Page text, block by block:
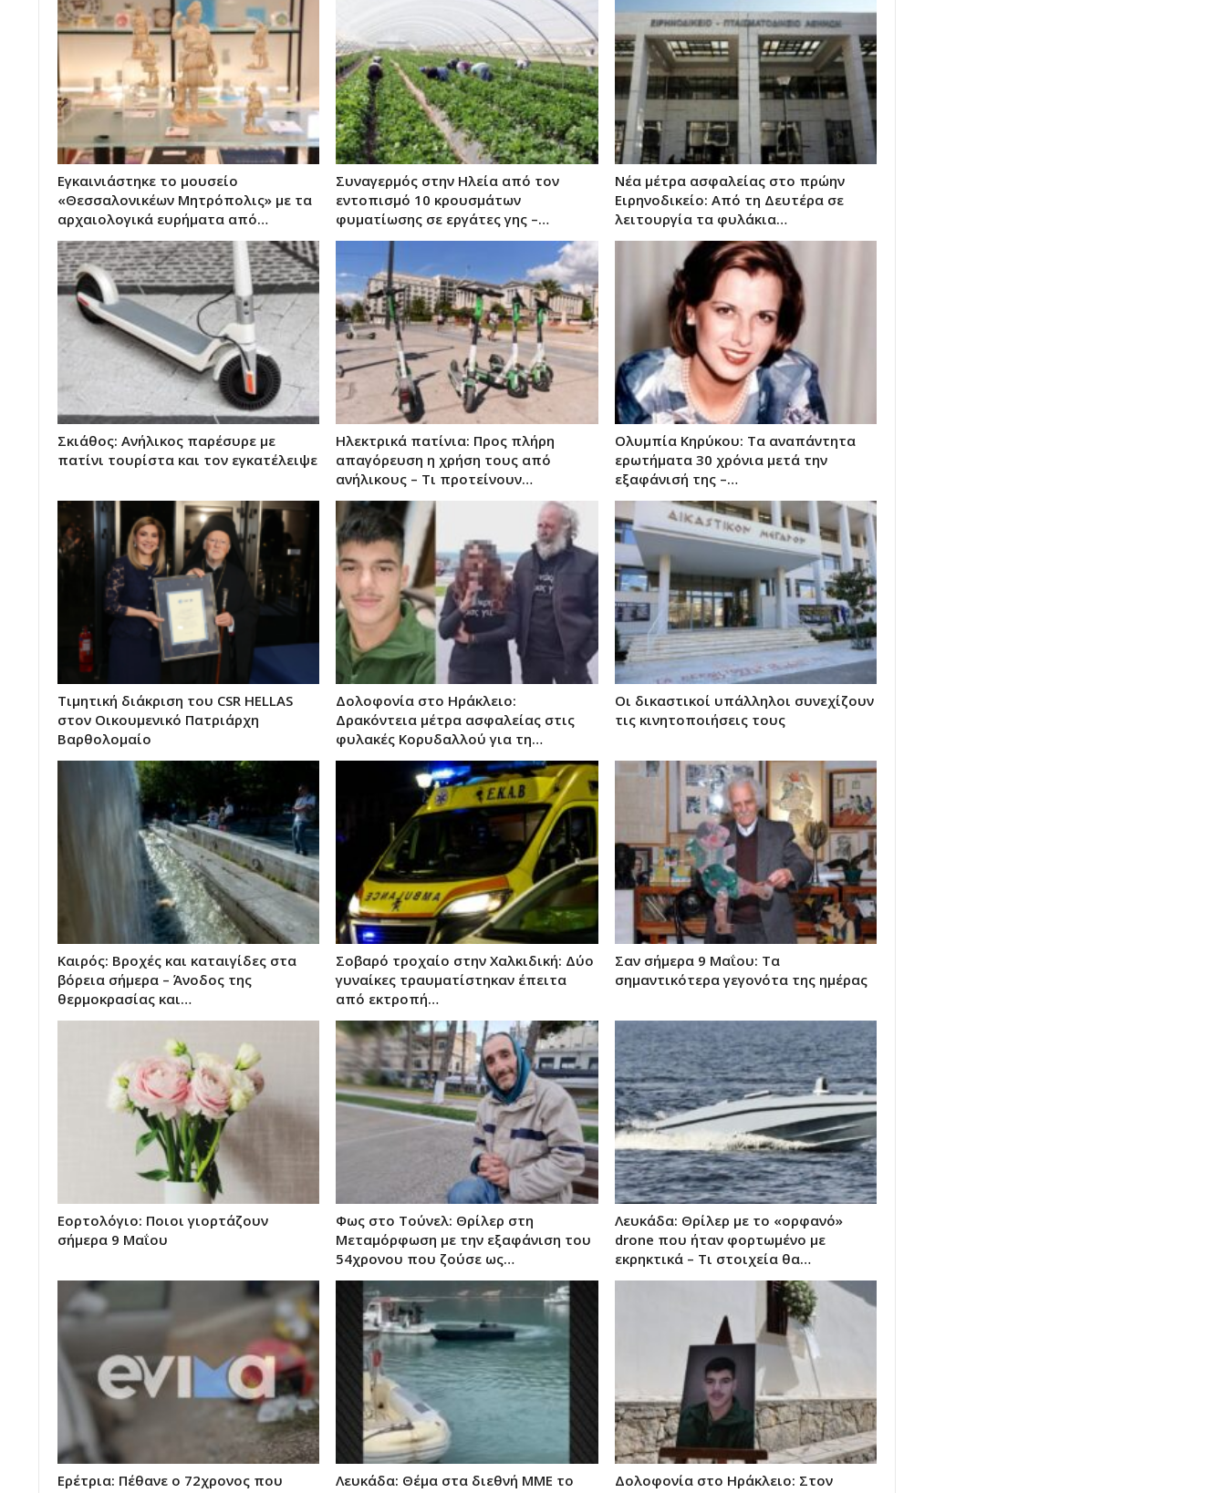
Εγκαινιάστηκε το μουσείο
«Θεσσαλονικέων Μητρόπολις» με τα
αρχαιολογικά ευρήματα από…
Συναγερμός στην Ηλεία από τον
εντοπισμό 10 κρουσμάτων
φυματίωσης σε εργάτες γης –…
Νέα μέτρα ασφαλείας στο πρώην
Ειρηνοδικείο: Από τη Δευτέρα σε
λειτουργία τα φυλάκια…
Σκιάθος: Ανήλικος παρέσυρε με
πατίνι τουρίστα και τον εγκατέλειψε
Ηλεκτρικά πατίνια: Προς πλήρη
απαγόρευση η χρήση τους από
ανήλικους – Τι προτείνουν…
Ολυμπία Κηρύκου: Τα αναπάντητα
ερωτήματα 30 χρόνια μετά την
εξαφάνισή της –…
Τιμητική διάκριση του CSR HELLAS
στον Οικουμενικό Πατριάρχη
Βαρθολομαίο
Δολοφονία στο Ηράκλειο:
Δρακόντεια μέτρα ασφαλείας στις
φυλακές Κορυδαλλού για τη…
Οι δικαστικοί υπάλληλοι συνεχίζουν
τις κινητοποιήσεις τους
Καιρός: Βροχές και καταιγίδες στα
βόρεια σήμερα – Άνοδος της
θερμοκρασίας και…
Σοβαρό τροχαίο στην Χαλκιδική: Δύο
γυναίκες τραυματίστηκαν έπειτα
από εκτροπή…
Σαν σήμερα 9 Μαΐου: Τα
σημαντικότερα γεγονότα της ημέρας
Εορτολόγιο: Ποιοι γιορτάζουν
σήμερα 9 Μαΐου
Φως στο Τούνελ: Θρίλερ στη
Μεταμόρφωση με την εξαφάνιση του
54χρονου που ζούσε ως…
Λευκάδα: Θρίλερ με το «ορφανό»
drone που ήταν φορτωμένο με
εκρηκτικά – Τι στοιχεία θα…
Ερέτρια: Πέθανε ο 72χρονος που
Λευκάδα: Θέμα στα διεθνή ΜΜΕ το
Δολοφονία στο Ηράκλειο: Στον